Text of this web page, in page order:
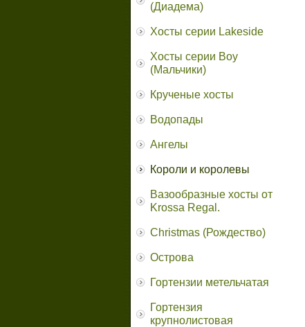
(Диадема)
Хосты серии Lakeside
Хосты серии Boy
(Мальчики)
Крученые хосты
Водопады
Ангелы
Короли и королевы
Вазообразные хосты от
Krossa Regal.
Christmas (Рождество)
Острова
Гортензии метельчатая
Гортензия
крупнолистовая